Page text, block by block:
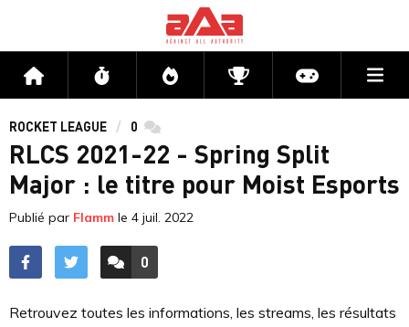
Accueil Flux Directs CompétitionsActu jeux
ROCKET LEAGUE 0 commentaires
RLCS 2021-22 - Spring Split
Major : le titre pour Moist Esports
Publié par Flamm le 4 juil. 2022
ACCÉDER AUX
0
COMMENTAIRES
Retrouvez toutes les informations, les streams, les résultats